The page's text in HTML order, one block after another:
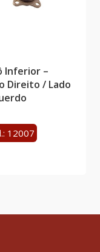
Inferior –
Direito / Lado
12007